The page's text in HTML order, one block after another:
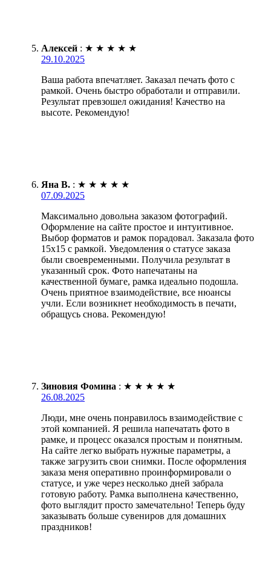
Алексей : ★ ★ ★ ★ ★
29.10.2025
Ваша работа впечатляет. Заказал печать фото с
рамкой. Очень быстро обработали и отправили.
Результат превзошел ожидания! Качество на
высоте. Рекомендую!
Яна В. : ★ ★ ★ ★ ★
07.09.2025
Максимально довольна заказом фотографий.
Оформление на сайте простое и интуитивное.
Выбор форматов и рамок порадовал. Заказала фото
15х15 с рамкой. Уведомления о статусе заказа
были своевременными. Получила результат в
указанный срок. Фото напечатаны на
качественной бумаге, рамка идеально подошла.
Очень приятное взаимодействие, все нюансы
учли. Если возникнет необходимость в печати,
обращусь снова. Рекомендую!
Зиновия Фомина : ★ ★ ★ ★ ★
26.08.2025
Люди, мне очень понравилось взаимодействие с
этой компанией. Я решила напечатать фото в
рамке, и процесс оказался простым и понятным.
На сайте легко выбрать нужные параметры, а
также загрузить свои снимки. После оформления
заказа меня оперативно проинформировали о
статусе, и уже через несколько дней забрала
готовую работу. Рамка выполнена качественно,
фото выглядит просто замечательно! Теперь буду
заказывать больше сувениров для домашних
праздников!